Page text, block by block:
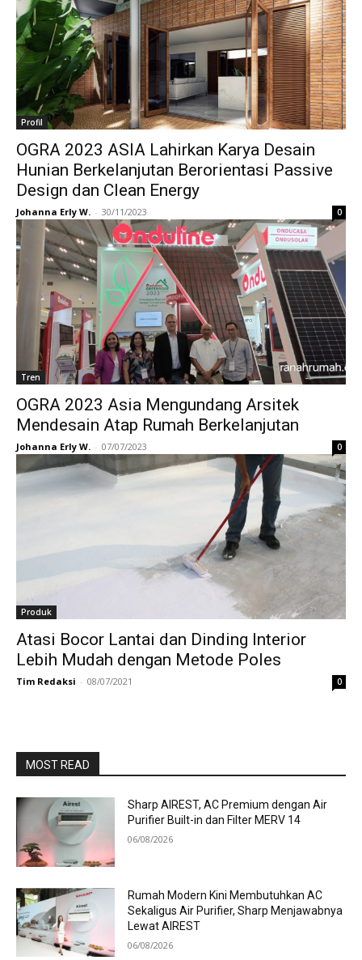
Profil
OGRA 2023 ASIA Lahirkan Karya Desain
Hunian Berkelanjutan Berorientasi Passive
Design dan Clean Energy
Johanna Erly W. - 30/11/2023 0
Tren
OGRA 2023 Asia Mengundang Arsitek
Mendesain Atap Rumah Berkelanjutan
Johanna Erly W. - 07/07/2023 0
Produk
Atasi Bocor Lantai dan Dinding Interior
Lebih Mudah dengan Metode Poles
Tim Redaksi - 08/07/2021 0
MOST READ
Sharp AIREST, AC Premium dengan Air
Purifier Built-in dan Filter MERV 14
06/08/2026
Rumah Modern Kini Membutuhkan AC
Sekaligus Air Purifier, Sharp Menjawabnya
Lewat AIREST
06/08/2026